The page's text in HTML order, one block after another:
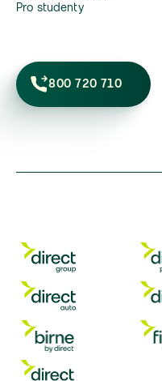
Pro studenty
800 720 710